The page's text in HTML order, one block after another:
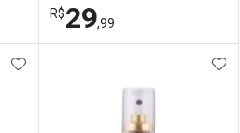
R$29,99
Laboratório
Por Menos
ADICIONAR AOS FAVORITOS